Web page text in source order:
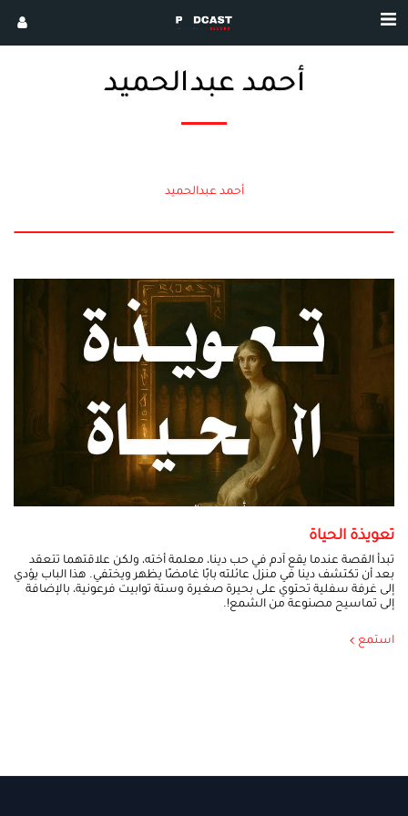
أحمد عبدالحميد
أحمد عبدالحميد
تعويذة الحياة
تبدأ القصة عندما يقع آدم في حب دينا، معلمة أخته، ولكن علاقتهما تتعقد
بعد أن تكتشف دينا في منزل عائلته بابًا غامضًا يظهر ويختفي. هذا الباب يؤدي
إلى غرفة سفلية تحتوي على بحيرة صغيرة وستة توابيت فرعونية، بالإضافة
إلى تماسيح مصنوعة من الشمع!.
استمع